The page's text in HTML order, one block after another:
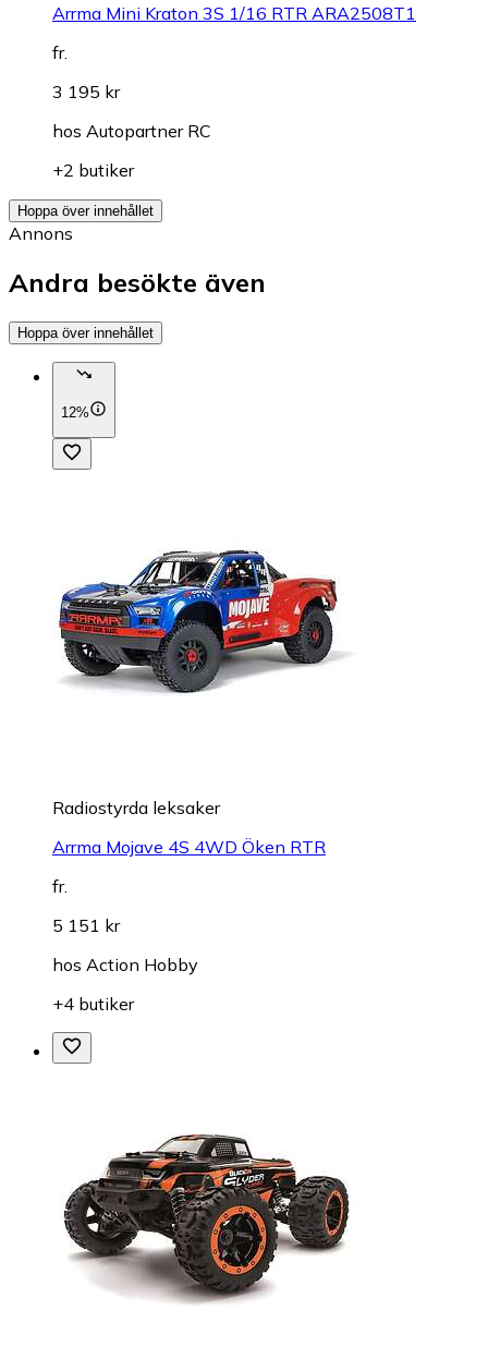
Arrma Mini Kraton 3S 1/16 RTR ARA2508T1
fr.
3 195 kr
hos Autopartner RC
+2 butiker
Hoppa över innehållet
Annons
Andra besökte även
Hoppa över innehållet
12%
Radiostyrda leksaker
Arrma Mojave 4S 4WD Öken RTR
fr.
5 151 kr
hos Action Hobby
+4 butiker